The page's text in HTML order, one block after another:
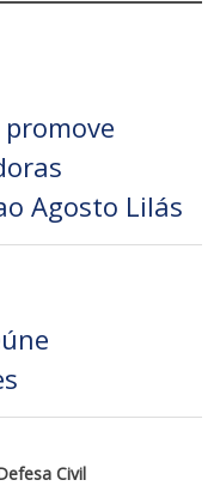
Agosto Lilás
Civil